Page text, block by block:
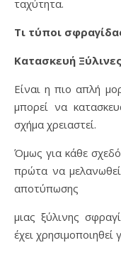
ταχύτητα.
Τι τύποι
Κατασκευή
Είναι η πιο απλή
μπορεί να
σχήμα χρειαστεί.
Όμως για κάθε
πρώτα να
αποτύπωσης
μιας ξύλινης
έχει